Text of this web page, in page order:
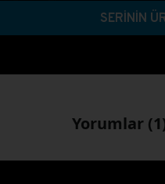
SERİNİN
Yorumlar